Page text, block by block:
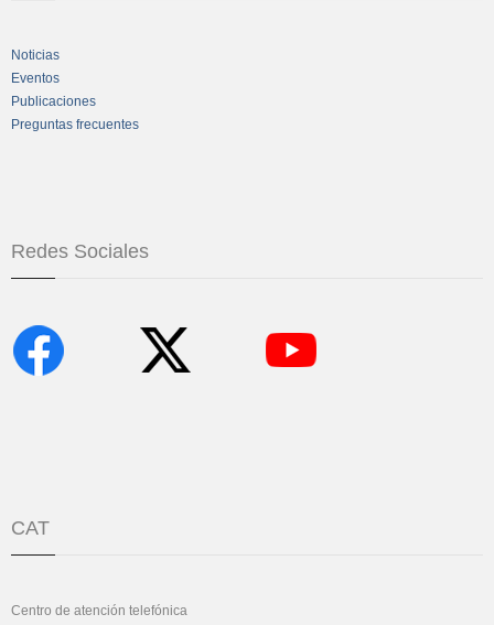
Noticias
Eventos
Publicaciones
Preguntas frecuentes
Redes Sociales
CAT
Centro de atención telefónica